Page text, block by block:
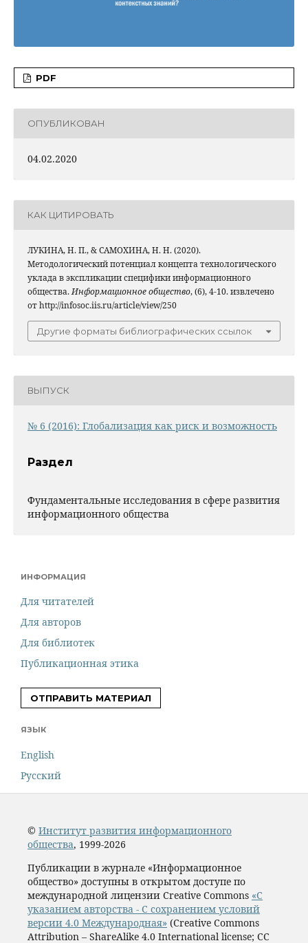
PDF
ОПУБЛИКОВАН
04.02.2020
КАК ЦИТИРОВАТЬ
ЛУКИНА, Н. П., & САМОХИНА, Н. Н. (2020).
Методологический потенциал концепта технологического
уклада в экспликации специфики информационного
общества.Информационное общество, (6), 4-10. извлечено
от http://infosoc.iis.ru/article/view/250
Другие форматы библиографических ссылок
ВЫПУСК
№ 6 (2016): Глобализация как риск и возможность
Раздел
Фундаментальные исследования в сфере развития
информационного общества
ИНФОРМАЦИЯ
Для читателей
Для авторов
Для библиотек
Публикационная этика
ОТПРАВИТЬ МАТЕРИАЛ
ЯЗЫК
English
Русский
© Институт развития информационного
общества, 1999-2026
Публикации в журнале «Информационное
общество» доступны в открытом доступе по
международной лицензии Creative Commons «С
указанием авторства - С сохранением условий
версии 4.0 Международная» (Creative Commons
Attribution – ShareAlike 4.0 International license; CC